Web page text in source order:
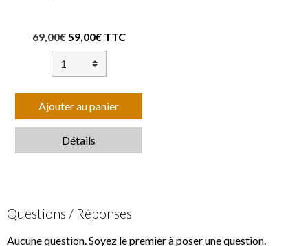
69,00€59,00€ TTC
Ajouter au panier
Détails
Questions / Réponses
Aucune question. Soyez le premier à poser une question.